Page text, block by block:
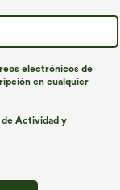
electrónicos de
en cualquier
de Actividad y